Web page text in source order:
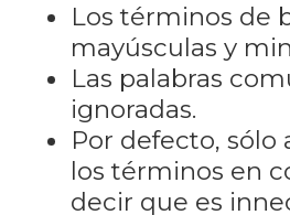
Los términos de
mayúsculas y
Las palabras
ignoradas.
Por defecto,
los términos en
decir que es